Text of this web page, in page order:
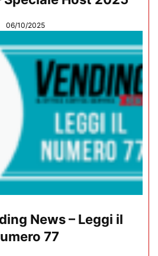
06/10/2025
News – Leggi il
77